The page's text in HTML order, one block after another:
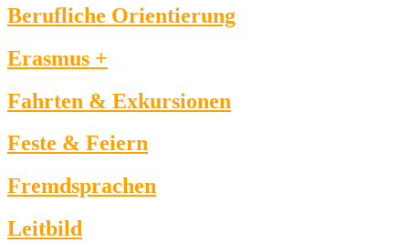
Berufliche Orientierung
Erasmus +
Fahrten & Exkursionen
Feste & Feiern
Fremdsprachen
Leitbild